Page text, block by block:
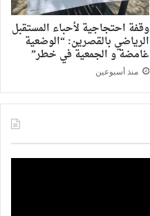
وقفة احتجاجية لأحباء المستقبل
الرياضي بالقصرين: “الوضعية
غامضة و الجمعية في خطر”
منذ أسبوعين